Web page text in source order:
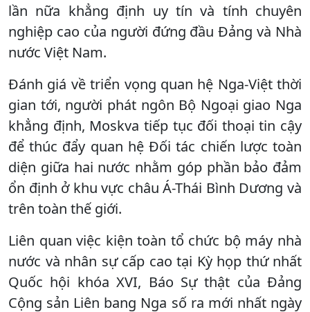
lần nữa khẳng định uy tín và tính chuyên
nghiệp cao của người đứng đầu Đảng và Nhà
nước Việt Nam.
Đánh giá về triển vọng quan hệ Nga-Việt thời
gian tới, người phát ngôn Bộ Ngoại giao Nga
khẳng định, Moskva tiếp tục đối thoại tin cậy
để thúc đẩy quan hệ Đối tác chiến lược toàn
diện giữa hai nước nhằm góp phần bảo đảm
ổn định ở khu vực châu Á-Thái Bình Dương và
trên toàn thế giới.
Liên quan việc kiện toàn tổ chức bộ máy nhà
nước và nhân sự cấp cao tại Kỳ họp thứ nhất
Quốc hội khóa XVI, Báo Sự thật của Đảng
Cộng sản Liên bang Nga số ra mới nhất ngày